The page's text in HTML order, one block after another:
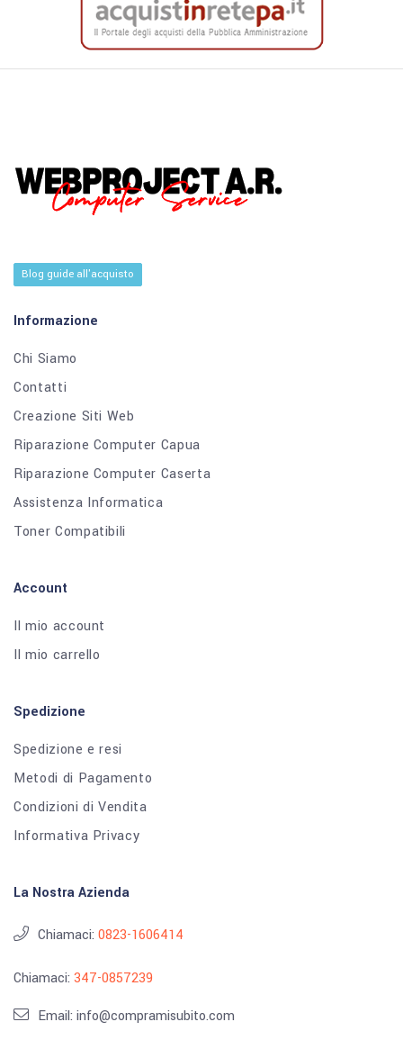
Blog guide all'acquisto
Informazione
Chi Siamo
Contatti
Creazione Siti Web
Riparazione Computer Capua
Riparazione Computer Caserta
Assistenza Informatica
Toner Compatibili
Account
Il mio account
Il mio carrello
Spedizione
Spedizione e resi
Metodi di Pagamento
Condizioni di Vendita
Informativa Privacy
La Nostra Azienda
Chiamaci: 0823-1606414
Chiamaci: 347-0857239
Email: info@compramisubito.com